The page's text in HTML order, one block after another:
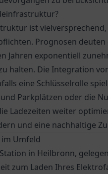
ist
Prognosen
Jahren exponentiell
halten. Die Integration
eine Schlüsselrolle
Parkplätzen oder die
Ladezeiten weiter
und eine nachhaltige
Umfeld
in Heilbronn,
zum Laden Ihres